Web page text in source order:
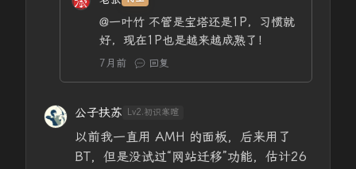
@一叶竹 不管是宝塔还是1P，习惯就
好，现在1P也是越来越成熟了！
7月前 回复
公子扶苏 Lv2.初识寒暄
以前我一直用 AMH 的面板，后来用了
BT，但是没试过“网站迁移”功能，估计26